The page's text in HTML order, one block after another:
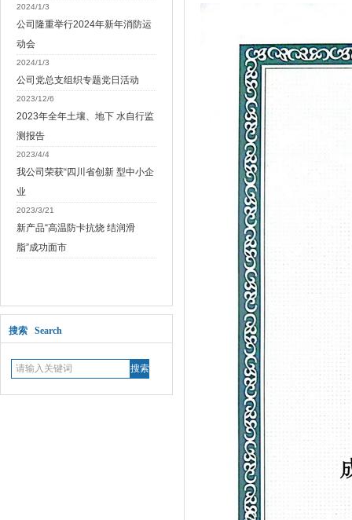
2024/1/3
公司隆重举行2024年新年消防运
动会
2024/1/3
公司党总支组织专题党日活动
2023/12/6
2023年全年土壤、地下 水自行监
测报告
2023/4/4
我公司荣获“四川省创新 型中小企
业
2023/3/21
新产品“高温防卡抗烧 结润滑
脂”成功面市
搜索 Search